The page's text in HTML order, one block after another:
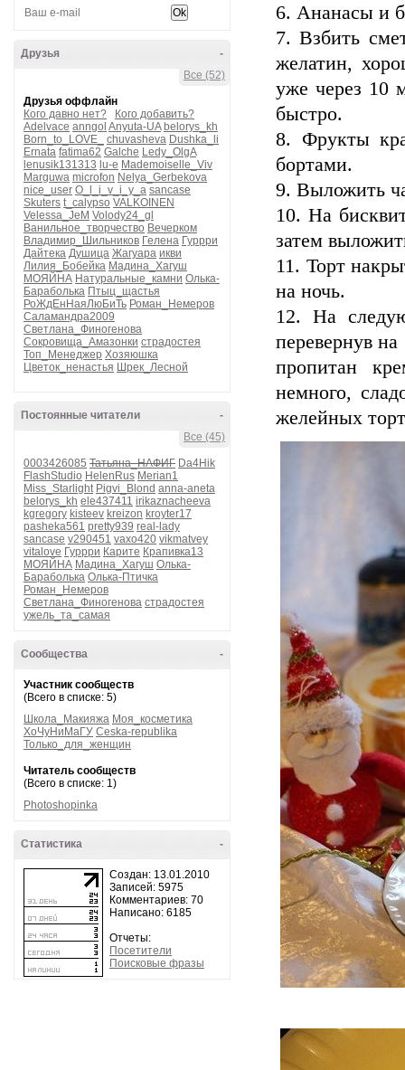
-
Друзья
Все (52)
Друзья оффлайн
Кого давно нет?
Кого добавить?
Adelvace anngol Anyuta-UA belorys_kh
Born_to_LOVE_
chuvasheva Dushka_li
Ernata fatima62 Galche Ledy_OlgA
lenusik131313 lu-e Mademoiselle_Viv
Marguwa microfon Nelya_Gerbekova
nice_user O_l_i_v_i_y_a sancase
Skuters t_calypso VALKOINEN
Velessa_JeM Volody24_gl
Ванильное_творчество Вечерком
Владимир_Шильников Гелена Гуррри
Дайтека Душица Жагуара икви
Лилия_Бобейка Мадина_Хагуш
МОЯЙНА Натуральные_камни Олька-
Бараболька Птыц_щастья
РоЖдЕнНаяЛюБиТь Роман_Немеров
Саламандра2009
Светлана_Финогенова
Сокровища_Амазонки страдостея
Топ_Менеджер Хозяюшка
Цветок_ненастья Шрек_Лесной
-
Постоянные читатели
Все (45)
0003426085 Татьяна_НАФИГ Da4Hik
FlashStudio HelenRus Merian1
Miss_Starlight Pigvi_Blond anna-aneta
belorys_kh ele437411 irikaznacheeva
kgregory kisteev kreizon kroyter17
pasheka561 pretty939 real-lady
sancase v290451 vaxo420 vikmatvey
vitalove Гуррри Карите Крапивка13
МОЯЙНА Мадина_Хагуш Олька-
Бараболька Олька-Птичка
Роман_Немеров
Светлана_Финогенова страдостея
ужель_та_самая
-
Сообщества
Участник сообществ
(Всего в списке: 5)
Школа_Макияжа Моя_косметика
ХоЧуНиМаГУ Ceska-republika
Только_для_женщин
Читатель сообществ
(Всего в списке: 1)
Photoshopinka
-
Статистика
Создан: 13.01.2010
Записей: 5975
Комментариев: 70
Написано: 6185
Отчеты:
Посетители
Поисковые фразы
6. Ананасы и
7. Взбить
желатин,
уже через 10
быстро.
8. Фрукты
бортами.
9. Выложить
10. На
затем
11. Торт
на ночь.
12. На
перевернув
пропитан
немного,
желейных